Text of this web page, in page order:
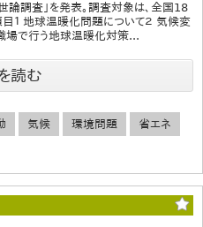
論調査」を発表。調査対象は、全国18
１ 地球温暖化問題について２ 気候変
場で行う地球温暖化対策...
読む
気候 環境問題 省エネ